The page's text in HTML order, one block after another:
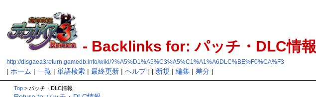
- Backlinks for: パッチ・DLC情報
http://disgaea3return.gamedb.info/wiki/?%A5%D1%A5%C3%A5%C1%A1%A6DLC%BE%F0%CA%F3
[ ホーム |一覧 |単語検索 |最終更新 |ヘルプ] [ 新規 |編集 | 差分 ]
Top > パッチ・DLC情報